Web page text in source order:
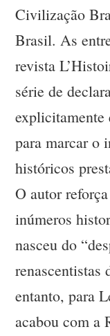
Civilização
Brasil. As
revista
série de
explicitamente
para marcar o
históricos
O autor
inúmeros
nasceu do
entanto, para
acabou com a